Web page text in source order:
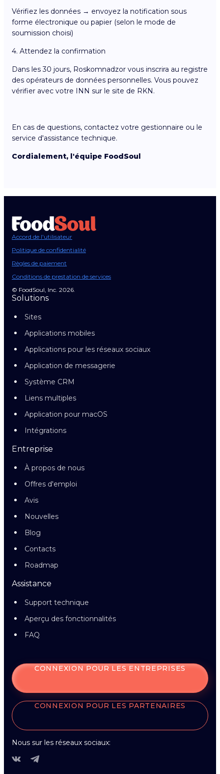
Vérifiez les données → envoyez la notification sous
forme électronique ou papier (selon le mode de
soumission choisi)
4. Attendez la confirmation
Dans les 30 jours, Roskomnadzor vous inscrira au registre
des opérateurs de données personnelles. Vous pouvez
vérifier avec votre INN sur le site de RKN.
En cas de questions, contactez votre gestionnaire ou le
service d'assistance technique.
Cordialement, l'équipe FoodSoul
Accord de l'utilisateur
Politique de confidentialité
Règles de paiement
Conditions de prestation de services
© FoodSoul, Inc. 2026.
Solutions
Sites
Applications mobiles
Applications pour les réseaux sociaux
Application de messagerie
Système CRM
Liens multiples
Application pour macOS
Intégrations
Entreprise
À propos de nous
Offres d'emploi
Avis
Nouvelles
Blog
Contacts
Roadmap
Assistance
Support technique
Aperçu des fonctionnalités
FAQ
CONNEXION POUR LES ENTREPRISES
CONNEXION POUR LES PARTENAIRES
Nous sur les réseaux sociaux: